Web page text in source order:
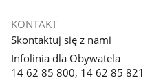
KONTAKT
Skontaktuj się z nami
Infolinia dla Obywatela
14 62 85 800, 14 62 85 821